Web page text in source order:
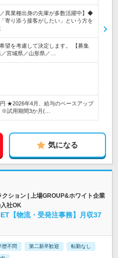
／異業種出身の先輩が多数活躍中】◆
寄り添う接客がしたい」という方を
望を考慮して決定します。 【募集
宮城県／山形県／…
★2026年4月、給与のベースアップ
※試用期間3か月(…
気になる
ション | 上場GROUP&ホワイト企業
社OK
【物流・受発注事務】月収37
歴不問 第二新卒歓迎 転勤なし